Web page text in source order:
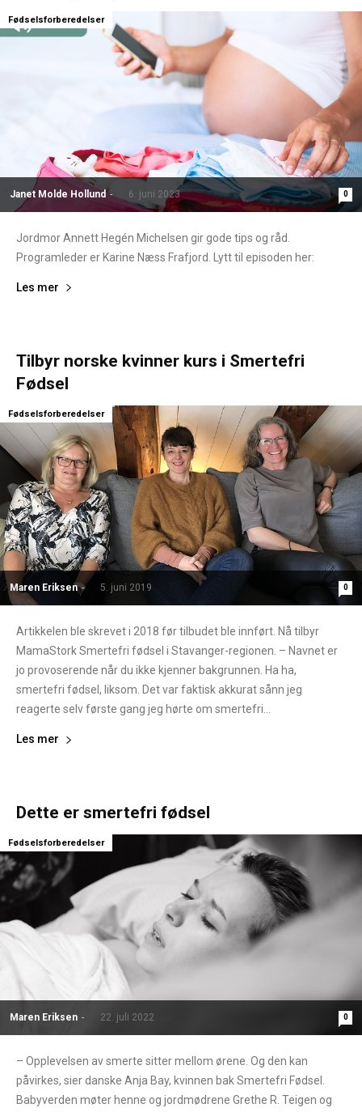
Janet Molde Hollund - 6. juni 2023 0
Fødselsforberedelser
Jordmor Annett Hegén Michelsen gir gode tips og råd.
Programleder er Karine Næss Frafjord. Lytt til episoden her:
Les mer
Tilbyr norske kvinner kurs i Smertefri
Fødsel
Maren Eriksen - 5. juni 2019 0
Fødselsforberedelser
Artikkelen ble skrevet i 2018 før tilbudet ble innført. Nå tilbyr
MamaStork Smertefri fødsel i Stavanger-regionen. – Navnet er
jo provoserende når du ikke kjenner bakgrunnen. Ha ha,
smertefri fødsel, liksom. Det var faktisk akkurat sånn jeg
reagerte selv første gang jeg hørte om smertefri...
Les mer
Dette er smertefri fødsel
Maren Eriksen - 22. juli 2022 0
Fødselsforberedelser
– Opplevelsen av smerte sitter mellom ørene. Og den kan
påvirkes, sier danske Anja Bay, kvinnen bak Smertefri Fødsel.
Babyverden møter henne og jordmødrene Grethe R. Teigen og